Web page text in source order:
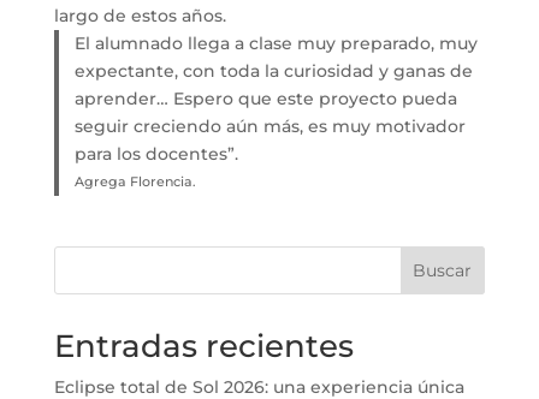
largo de estos años.
El alumnado llega a clase muy preparado, muy
expectante, con toda la curiosidad y ganas de
aprender… Espero que este proyecto pueda
seguir creciendo aún más, es muy motivador
para los docentes”.
Agrega Florencia.
Buscar
Entradas recientes
Eclipse total de Sol 2026: una experiencia única